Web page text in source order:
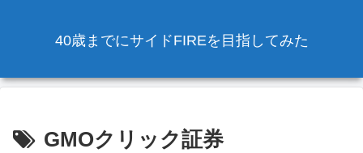
40歳までにサイドFIREを目指してみた
GMOクリック証券